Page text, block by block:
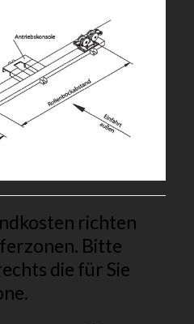
richten
Bitte
die für Sie